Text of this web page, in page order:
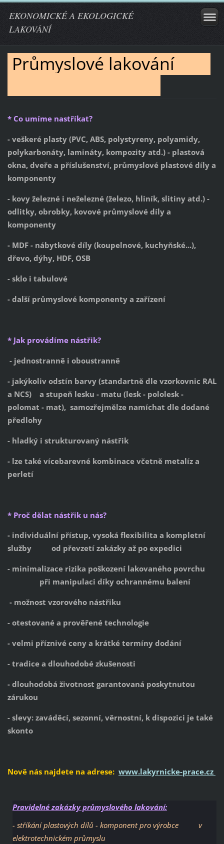
EKONOMICKÉ A EKOLOGICKÉ
LAKOVÁNÍ
Průmyslové lakování
* Co umíme nastříkat?
- veškeré plasty (PVC, ABS, polystyreny, polyamidy,
polykarbonáty, lamináty, kompozity atd.) - plastová
okna, dveře a příslušenství, průmyslové plastové díly a
komponenty
- kovy železné i neželezné (železo, hliník, slitiny atd.) -
odlitky, obrobky, kovové průmyslové díly a
komponenty
- MDF - nábytkové díly (koupelnové, kuchyňské...),
dřevo, dýhy, HDF, OSB
- sklo i tabulové
- další průmyslové komponenty a zařízení
* Jak provádíme nástřik?
- jednostranně i oboustranně
- jakýkoliv odstín barvy (standartně dle vzorkovnic RAL
a NCS) a stupeň lesku - matu (lesk - pololesk -
polomat - mat), samozřejmělze namíchat dle dodané
předlohy
- hladký i strukturovaný nástřik
- lze také vícebarevné kombinace včetně metalíz a
perletí
* Proč dělat nástřik u nás?
- individuální přístup, vysoká flexibilita a kompletní
služby od převzetí zakázky až po expedici
- minimalizace rizika poškození lakovaného povrchu
při manipulaci díky ochrannému balení
- možnost vzorového nástřiku
- otestované a prověřené technologie
- velmi příznivé ceny a krátké termíny dodání
- tradice a dlouhodobé zkušenosti
- dlouhodobá životnost garantovaná poskytnutou
zárukou
- slevy: zaváděcí, sezonní, věrnostní, k dispozici je také
skonto
Nově nás najdete na adrese: www.lakyrnicke-prace.cz
Pravidelné zakázky průmyslového lakování:
- stříkání plastových dílů - komponent pro výrobce v
elektrotechnickém průmyslu